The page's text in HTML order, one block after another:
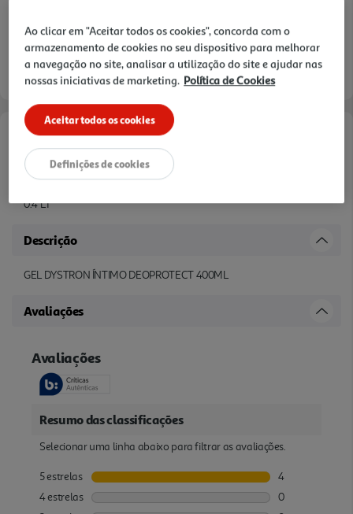
Características
Quantidade Liquida
0.4 LT
Descrição
GEL DYSTRON ÍNTIMO DEOPROTECT 400ML
Avaliações
Ao clicar em "Aceitar todos os cookies", concorda com o
armazenamento de cookies no seu dispositivo para melhorar
a navegação no site, analisar a utilização do site e ajudar nas
nossas iniciativas de marketing. Política de Cookies
Aceitar todos os cookies
Definições de cookies